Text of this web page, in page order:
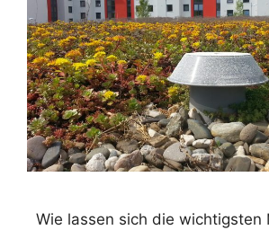
Wie lassen sich die wichtigsten